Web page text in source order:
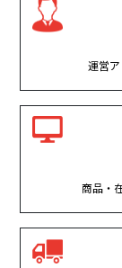
運営
商品・